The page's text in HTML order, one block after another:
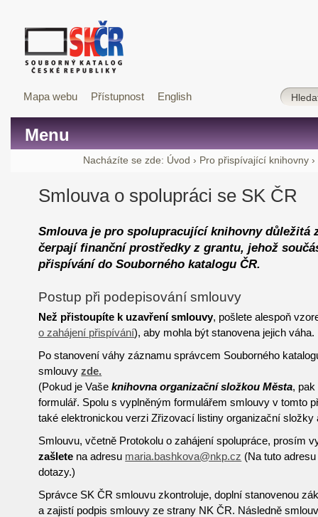
Mapa webu Přístupnost English
Menu
Nacházíte se zde: Úvod › Pro přispívající knihovny ›
Smlouva o spolupráci se SK ČR
Smlouva je pro spolupracující knihovny důležitá
čerpají finanční prostředky z grantu, jehož
přispívání do Souborného katalogu ČR.
Postup při podepisování smlouvy
Než přistoupíte k uzavření smlouvy, pošlete alespoň
o zahájení přispívání),aby mohla být stanovena jejichváha.
Po stanovení váhy záznamu správcem Souborného
smlouvyzde.
(Pokud je Vašeknihovna organizační složkou Města,
formulář. Spolu s vyplněným formulářem smlouvy v tomto
také elektronickou verzi Zřizovací listiny organizační složky
Smlouvu, včetně Protokolu o zahájení spolupráce, prosím
zašlete na adresu maria.bashkova@nkp.cz (Na tuto
dotazy.)
Správce SK ČR smlouvu zkontroluje, doplní stanovenou
a zajistí podpis smlouvy ze strany NK ČR. Následně